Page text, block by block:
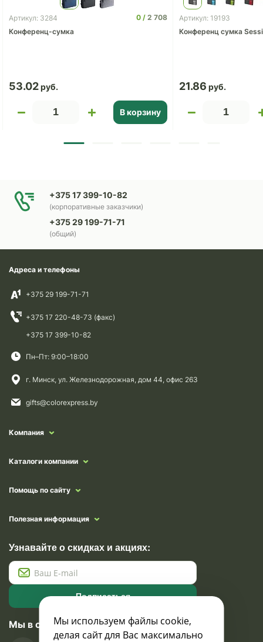
Артикул: 3284 0
2 708
Конференц-сумка
53.02
В корзину
Артикул: 19193
Конференц сумка
21.86
+375 17 399-10-82
(корпоративные заказчики)
+375 29 199-71-71
(общий)
Адреса и телефоны
+375 29 199-71-71
+375 17 220-48-73 (факс)
+375 17 399-10-82
Пн–Пт: 9:00–18:00
г. Минск, ул. Железнодорожная, дом 44, офис 263
gifts@colorexpress.by
Компания
Каталоги компании
Помощь по сайту
Полезная информация
Узнавайте о скидках и акциях:
Подписаться
Мы в социальных сетях
Мы используем файлы cookie,
делая сайт для Вас максимально